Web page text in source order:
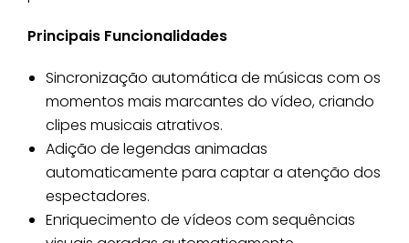
Principais Funcionalidades
Sincronização automática de músicas com os
momentos mais marcantes do vídeo, criando
clipes musicais atrativos.
Adição de legendas animadas
automaticamente para captar a atenção dos
espectadores.
Enriquecimento de vídeos com sequências